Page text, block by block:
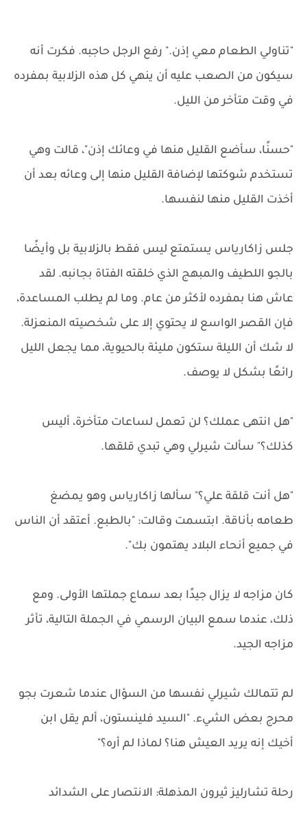
"تناولي الطعام معي إذن." رفع الرجل حاجبه. فكرت أنه
سيكون من الصعب عليه أن ينهي كل هذه الزلابية بمفرده
في وقت متأخر من الليل.
"حسنًا، سأضع القليل منها في وعائك إذن"، قالت وهي
تستخدم شوكتها لإضافة القليل منها إلى وعائه بعد أن
أخذت القليل منها لنفسها.
جلس زاكارياس يستمتع ليس فقط بالزلابية بل وأيضًا
بالجو اللطيف والمبهج الذي خلقته الفتاة بجانبه. لقد
عاش هنا بمفرده لأكثر من عام. وما لم يطلب المساعدة،
فإن القصر الواسع لا يحتوي إلا على شخصيته المنعزلة.
لا شك أن الليلة ستكون مليئة بالحيوية، مما يجعل الليل
رائعًا بشكل لا يوصف.
"هل انتهى عملك؟ لن تعمل لساعات متأخرة، أليس
كذلك؟" سألت شيرلي وهي تبدي قلقها.
"هل أنت قلقة علي؟" سألها زاكارياس وهو يمضغ
طعامه بأناقة. ابتسمت وقالت: "بالطبع. أعتقد أن الناس
في جميع أنحاء البلاد يهتمون بك".
كان مزاجه لا يزال جيدًا بعد سماع جملتها الأولى. ومع
ذلك، عندما سمع البيان الرسمي في الجملة التالية، تأثر
مزاجه الجيد.
لم تتمالك شيرلي نفسها من السؤال عندما شعرت بجو
محرج بعض الشيء. "السيد فلينستون، ألم يقل ابن
أخيك إنه يريد العيش هنا؟ لماذا لم أره؟"
رحلة تشارليز ثيرون المذهلة: الانتصار على الشدائد